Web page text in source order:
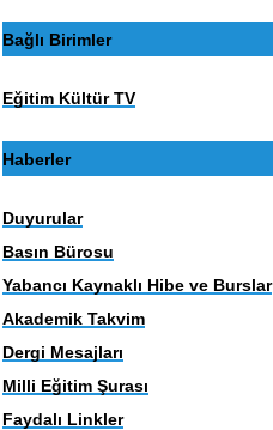
Bağlı Birimler
Eğitim Kültür TV
Haberler
Duyurular
Basın Bürosu
Yabancı Kaynaklı Hibe ve Burslar
Akademik Takvim
Dergi Mesajları
Milli Eğitim Şurası
Faydalı Linkler